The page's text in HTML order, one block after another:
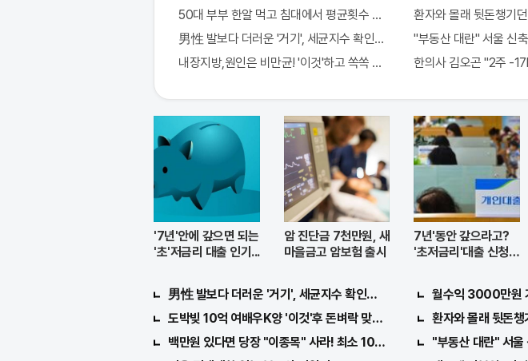
50대 부부 한알 먹고 침대에서 평균횟수 하루5번?
男性 발보다 더러운 '거기', 세균지수 확인해보니..충격!
내장지방,원인은 비만균! '이것'하고 쏙쏙 빠져…
환자와 몰래 뒷돈챙기
"부동산 대란" 서울 신
한의사 김오곤 "2주 -
'7년'안에 갚으면 되는
'초'저금리 대출 인기...
암 진단금 7천만원, 새
마을금고 암보험 출시
7년'동안 갚으라고?
'초저금리'대출 신청자
男性 발보다 더러운 '거기', 세균지수 확인해보니..충격!
도박빚 10억 여배우K양 '이것'후 돈벼락 맞아..
백만원 있다면 당장 "이종목" 사라! 최소 1000배 이상 증가...충격!!
월수익 3000만원
환자와 몰래 뒷돈챙
"부동산 대란" 서